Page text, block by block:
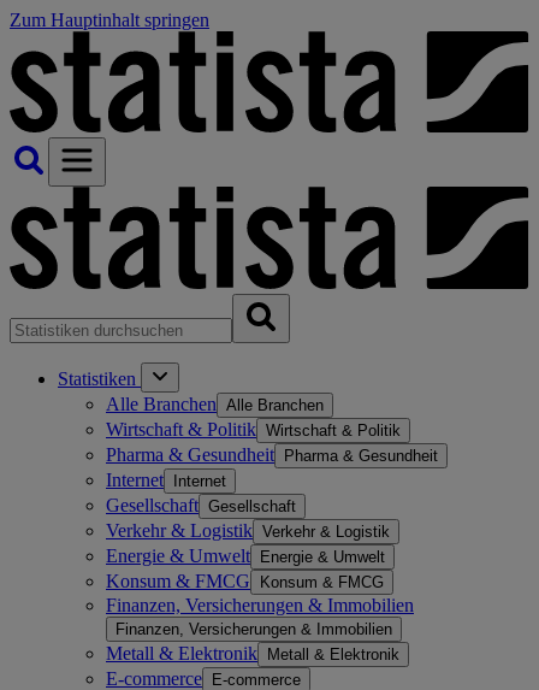
Zum Hauptinhalt springen
Statistiken
Alle Branchen Alle Branchen
Wirtschaft & Politik Wirtschaft & Politik
Pharma & Gesundheit Pharma & Gesundheit
Internet Internet
Gesellschaft Gesellschaft
Verkehr & Logistik Verkehr & Logistik
Energie & Umwelt Energie & Umwelt
Konsum & FMCG Konsum & FMCG
Finanzen, Versicherungen & Immobilien
Finanzen, Versicherungen & Immobilien
Metall & Elektronik Metall & Elektronik
E-commerce E-commerce